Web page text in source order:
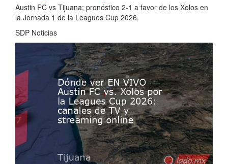
Austin FC vs Tijuana; pronóstico 2-1 a favor de los Xolos en
la Jornada 1 de la Leagues Cup 2026.
SDP Noticias